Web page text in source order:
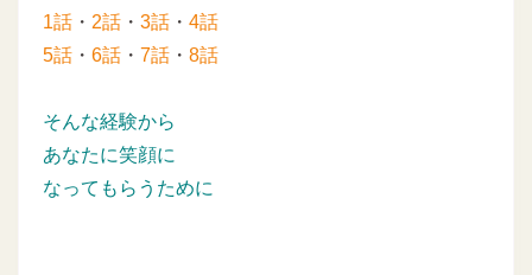
1話 ・ 2話 ・ 3話 ・ 4話
5話 ・ 6話 ・ 7話 ・ 8話
そんな経験から
あなたに笑顔に
なってもらうために